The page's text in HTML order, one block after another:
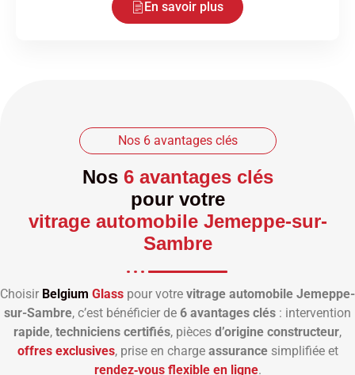
En savoir plus
Nos 6 avantages clés
Nos 6 avantages clés
pour votre
vitrage automobile Jemeppe-sur-
Sambre
Choisir Belgium Glass pour votre vitrage automobile Jemeppe-
sur-Sambre, c’est bénéficier de 6 avantages clés : intervention
rapide, techniciens certifiés, pièces d’origine constructeur,
offres exclusives, prise en charge assurancesimplifiée et
rendez‑vous flexible en ligne.